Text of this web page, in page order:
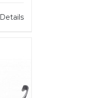
Details